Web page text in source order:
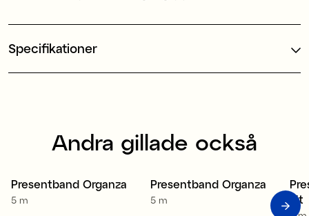
Specifikationer
Andra gillade också
4 för 3
Presentband Organza
5 m
4 för 3
Presentband Organza
5 m
vit